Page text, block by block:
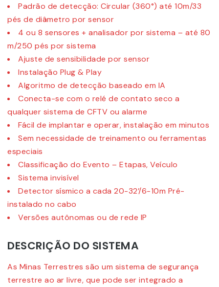
Padrão de detecção: Circular (360°) até 10m/33
pés de diâmetro por sensor
4 ou 8 sensores + analisador por sistema – até 80
m/250 pés por sistema
Ajuste de sensibilidade por sensor
Instalação Plug & Play
Algoritmo de detecção baseado em IA
Conecta-se com o relé de contato seco a
qualquer sistema de CFTV ou alarme
Fácil de implantar e operar, instalação em minutos
Sem necessidade de treinamento ou ferramentas
especiais
Classificação do Evento – Etapas, Veículo
Sistema invisível
Detector sísmico a cada 20-32’/6-10m Pré-
instalado no cabo
Versões autônomas ou de rede IP
DESCRIÇÃO DO SISTEMA
As Minas Terrestres são um sistema de segurança
terrestre ao ar livre, que pode ser integrado a